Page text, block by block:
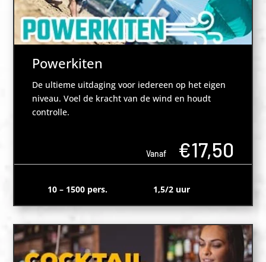
Powerkiten
De ultieme uitdaging voor iedereen op het eigen
niveau. Voel de kracht van de wind en houdt
controlle.
Vanaf €17,50
10 – 1500 pers. 1,5/2 uur